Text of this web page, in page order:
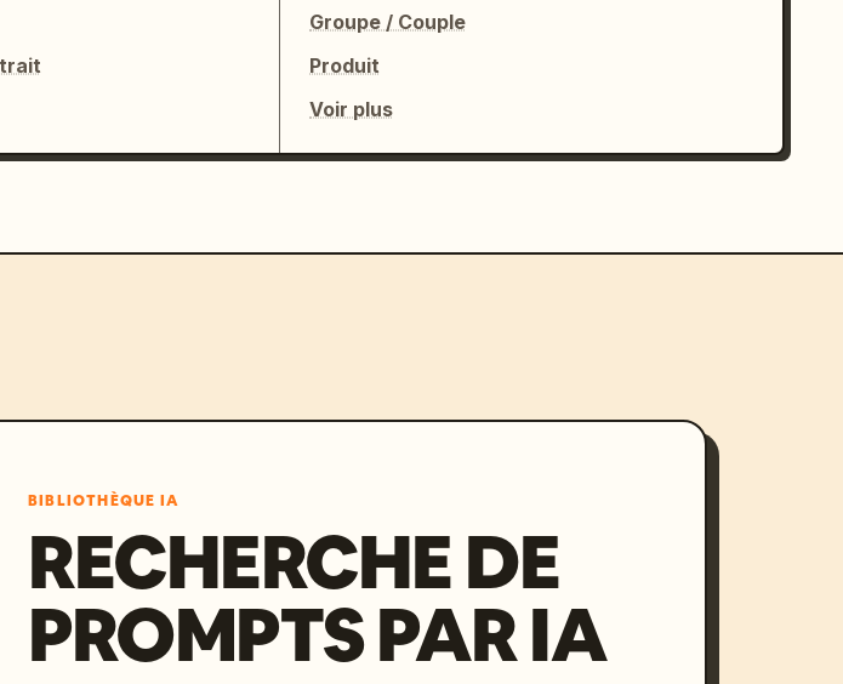
Groupe / Couple
Produit
Voir plus
BIBLIOTHÈQUE IA
RECHERCHE DE
PROMPTS PAR IA